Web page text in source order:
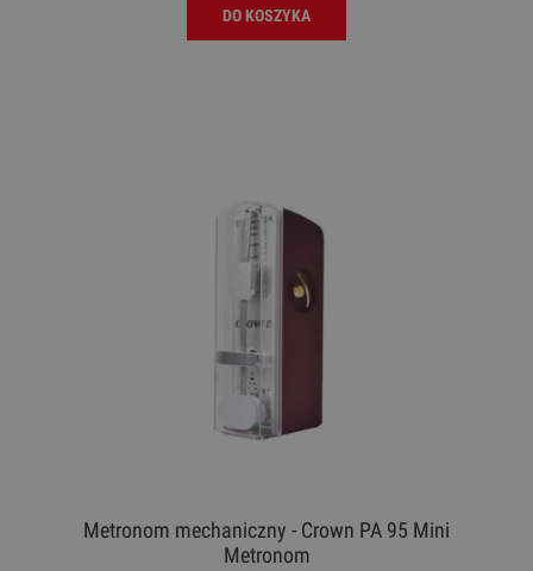
DO KOSZYKA
Metronom mechaniczny - Crown PA 95 Mini
Metronom